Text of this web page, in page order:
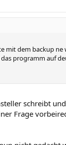
dem backup
programm auf
schreibt
Frage